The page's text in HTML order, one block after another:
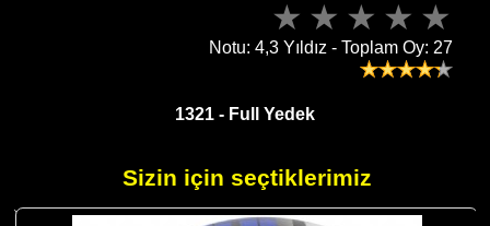
Notu: 4,3 Yıldız - Toplam Oy: 27
1321 - Full Yedek
Sizin için seçtiklerimiz